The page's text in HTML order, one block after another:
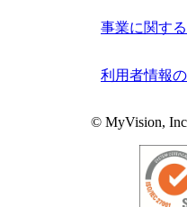
事業に関す
利用者情報
© MyVision,